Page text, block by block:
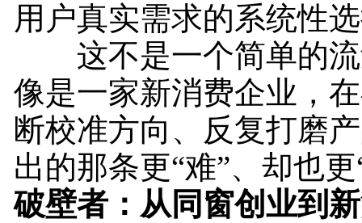
用户真实需求的系统性
这不是一个简单的流
像是一家新消费企业，
断校准方向、反复打磨
出的那条更“难”、却也
破壁者：从同窗创业到